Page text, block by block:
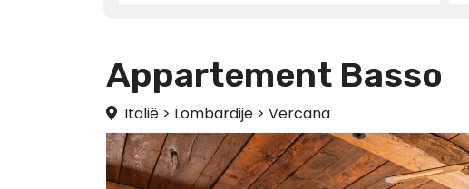
Appartement Basso
Italië > Lombardije > Vercana